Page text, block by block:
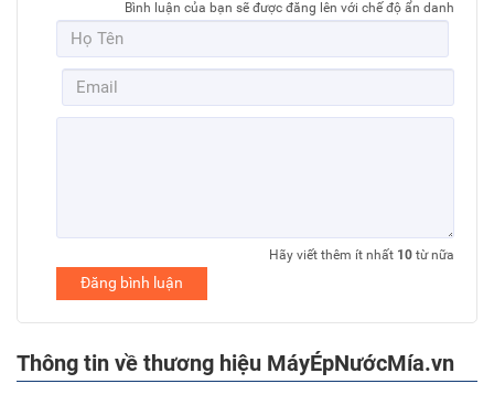
Bình luận của bạn sẽ được đăng lên với chế độ ẩn danh
Hãy viết thêm ít nhất 10 từ nữa
Đăng bình luận
Thông tin về thương hiệu MáyÉpNướcMía.vn